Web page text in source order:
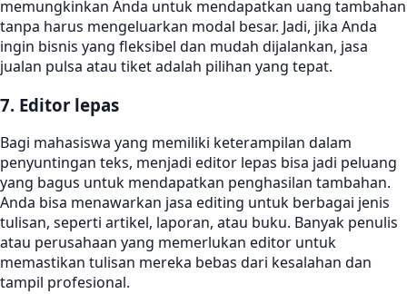
memungkinkan Anda untuk mendapatkan uang tambahan
tanpa harus mengeluarkan modal besar. Jadi, jika Anda
ingin bisnis yang fleksibel dan mudah dijalankan, jasa
jualan pulsa atau tiket adalah pilihan yang tepat.
7. Editor lepas
Bagi mahasiswa yang memiliki keterampilan dalam
penyuntingan teks, menjadi editor lepas bisa jadi peluang
yang bagus untuk mendapatkan penghasilan tambahan.
Anda bisa menawarkan jasa editing untuk berbagai jenis
tulisan, seperti artikel, laporan, atau buku. Banyak penulis
atau perusahaan yang memerlukan editor untuk
memastikan tulisan mereka bebas dari kesalahan dan
tampil profesional.